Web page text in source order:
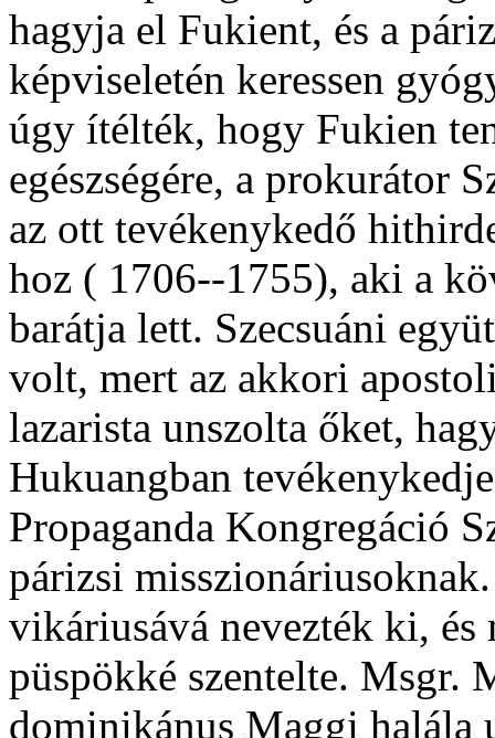
hagyja el Fukient, és a
képviseletén keressen
úgy ítélték, hogy Fukien
egészségére, a prokurátor
az ott tevékenykedő
hoz ( 1706--1755), aki a
barátja lett. Szecsuáni
volt, mert az akkori
lazarista unszolta őket,
Hukuangban
Propaganda Kongregáció
párizsi
vikáriusává nevezték ki,
püspökké szentelte. Msgr.
dominikánus Maggi halála